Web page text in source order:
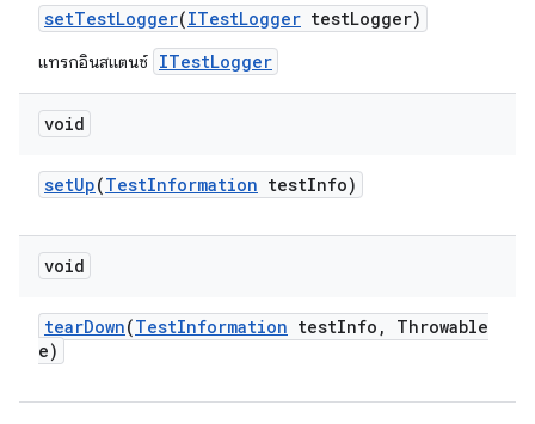
setTestLogger(ITestLogger testLogger)
แทรกอินสแตนซ์ ITestLogger
void
setUp(TestInformation testInfo)
void
tearDown(TestInformation testInfo ,
Throwable
e)